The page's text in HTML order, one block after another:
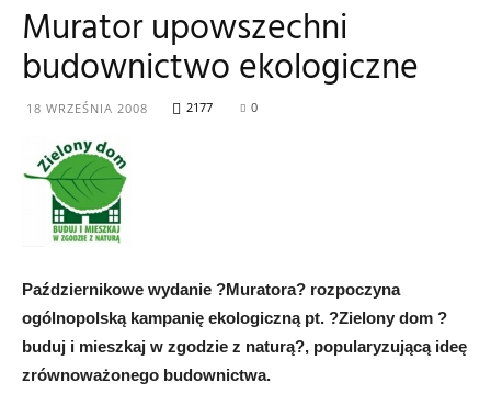
ekologiczna
Murator upowszechni
budownictwo ekologiczne
18 WRZEŚNIA 2008 2177 0
Październikowe wydanie ?Muratora? rozpoczyna
ogólnopolską kampanię ekologiczną pt. ?Zielony dom ?
buduj i mieszkaj w zgodzie z naturą?, popularyzującą ideę
zrównoważonego budownictwa.